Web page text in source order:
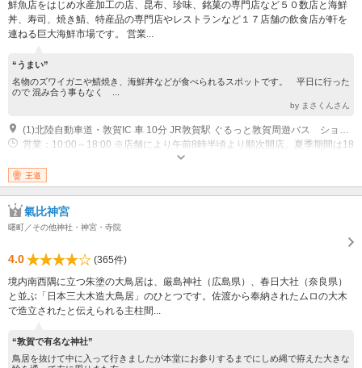
鮮魚店をはじめ水産加工の店、昆布、珍味、銘菓の専門店など５０数店と海鮮
丼、寿司、焼き鯖、特産品の専門店やレストランなど１７店舗の飲食店が軒を
連ねる巨大海鮮市場です。 営業...
“うまい”
名物のズワイガニや鯖焼き、海鮮丼などが食べられるスポットです。 平日に行った
ので 混み合う事もなく ...
by まさくんさん
営業：10:00～18:00 ※店舗により午前8時半頃より順次開店。夏季期間は18
時以降も営業する店舗もございます。
王道
氣比神宮
曙町／その他神社・神宮・寺院
4.0
(365件)
境内南西隅に立つ朱塗の大鳥居は、厳島神社（広島県）、春日大社（奈良県）
と並ぶ「日本三大木造大鳥居」のひとつです。佐渡から奉納されたムロの大木
で造立されたと伝えられる主柱間...
“敦賀で有名な神社”
鳥居を抜けて中に入って行きましたが本堂にお参りするまでにしめ縄で拵えた大きな